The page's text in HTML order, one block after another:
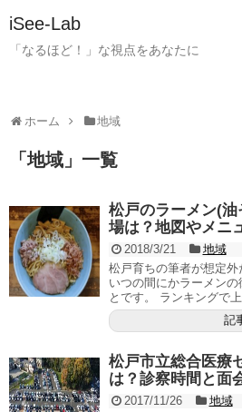
iSee-Lab
「なるほど！」な視点をあなたに
ホーム 地域
「地域 」 一覧
松戸のラーメン(
場は？地図やメニ
2018/3/21
地域
松戸育ちの筆者が想定
いつの間にかラーメン
とです。 ランキングで
記
松戸市立総合医療
は？診察時間と面
2017/11/26
地域